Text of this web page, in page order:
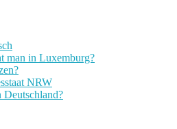
man in Luxemburg?
NRW
Deutschland?